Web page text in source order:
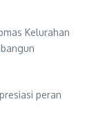
Kelurahan
peran